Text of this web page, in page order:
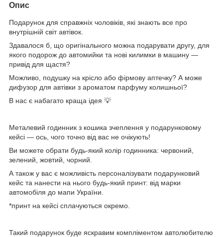
Опис
Подарунок для справжніх чоловіків, які знають все про
внутрішній світ автівок.
Здавалося б, що оригінального можна подарувати другу, для
якого подорож до автомийки та нові килимки в машину —
привід для щастя?
Можливо, подушку на крісло або фірмову аптечку? А може
дифузор для автівки з ароматом парфуму колишньої?
В нас є набагато краща ідея 💡
Металевий годинник з кошика зчеплення у подарунковому
кейсі — ось, чого точно від вас не очікують!
Ви можете обрати будь-який колір годинника: червоний,
зелений, жовтий, чорний.
А також у вас є можливість персоналізувати подарунковий
кейс та нанести на нього будь-який принт: від марки
автомобіля до мапи України.
*принт на кейсі сплачуються окремо.
Такий подарунок буде яскравим компліментом автолюбителю